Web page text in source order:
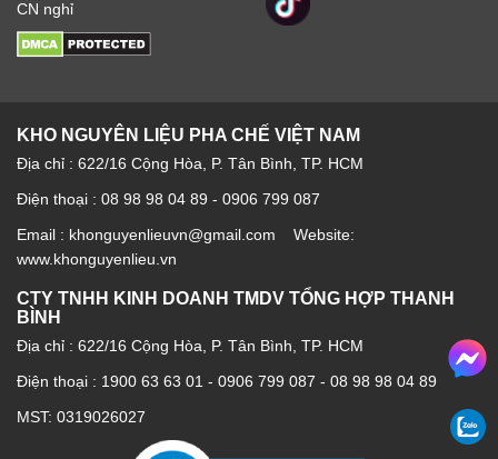
CN nghỉ
KHO NGUYÊN LIỆU PHA CHẾ VIỆT NAM
Địa chỉ : 622/16 Cộng Hòa, P. Tân Bình, TP. HCM
Điện thoại : 08 98 98 04 89 - 0906 799 087
Email : khonguyenlieuvn@gmail.com Website:
www.khonguyenlieu.vn
CTY TNHH KINH DOANH TMDV TỔNG HỢP THANH
BÌNH
Địa chỉ : 622/16 Cộng Hòa, P. Tân Bình, TP. HCM
Điện thoại : 1900 63 63 01 - 0906 799 087 - 08 98 98 04 89
MST: 0319026027